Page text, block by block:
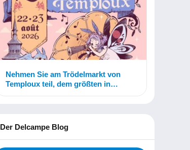
Nehmen Sie am Trödelmarkt von
Temploux teil, dem größten in
Der Delcampe Blog